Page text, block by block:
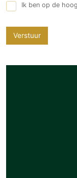
Ik ben op de
Verstuur